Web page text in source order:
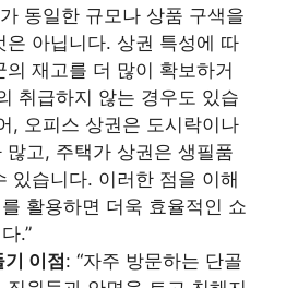
동일한 규모나 상품 구색을
은 아닙니다. 상권 특성에 따
의 재고를 더 많이 확보하거
취급하지 않는 경우도 있습
, 오피스 상권은 도시락이나
많고, 주택가 상권은 생필품
있습니다. 이러한 점을 이해
활용하면 더욱 효율적인 쇼
.”
이점 : “자주 방문하는 단골